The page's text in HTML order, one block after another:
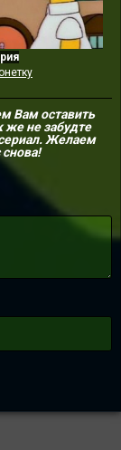
Вам оставить
же не забудте
Желаем